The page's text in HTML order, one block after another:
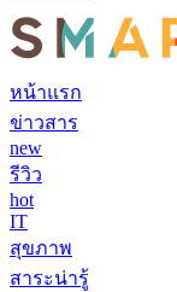
หน้าแรก
ข่าวสาร
new
รีวิว
hot
IT
สุขภาพ
สาระน่ารู้